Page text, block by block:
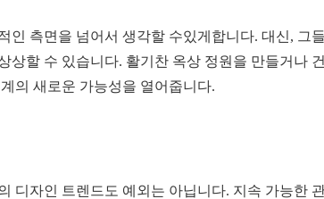
측면을 넘어서 생각할 수있게합니다. 대신, 그
할 수 있습니다. 활기찬 옥상 정원을 만들거나
의 새로운 가능성을 열어줍니다.
디자인 트렌드도 예외는 아닙니다. 지속 가능한